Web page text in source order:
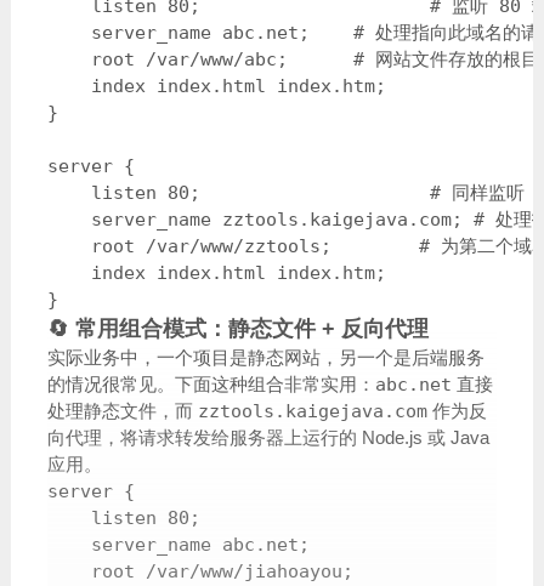
listen 80;                     # 监听 80
server_name abc.net;    # 处理指向此域名的请
root /var/www/abc;      # 网站文件存放的根目
index index.html index.htm;
}
server {
listen 80;                     # 同样监听
server_name zztools.kaigejava.com; # 处理指
root /var/www/zztools;        # 为第二个域名
index index.html index.htm;
}
🔄 常用组合模式：静态文件 + 反向代理
实际业务中，一个项目是静态网站，另一个是后端服务
的情况很常见。下面这种组合非常实用： abc.net 直接
处理静态文件，而 zztools.kaigejava.com作为反
向代理，将请求转发给服务器上运行的 Node.js 或 Java
应用。
server {
listen 80;
server_name abc.net;
root /var/www/jiahoayou;